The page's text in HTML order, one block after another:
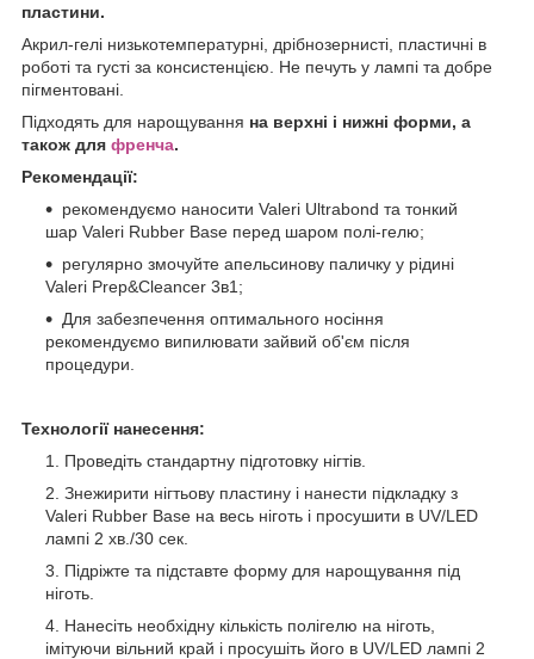
пластини.
Акрил-гелі низькотемпературні, дрібнозернисті, пластичні в
роботі та густі за консистенцією. Не печуть у лампі та добре
пігментовані.
Підходять для нарощування на верхні і нижні форми, а
також для френча.
Рекомендації:
рекомендуємо наносити Valeri Ultrabond та тонкий
шар Valeri Rubber Base перед шаром полі-гелю;
регулярно змочуйте апельсинову паличку у рідині
Valeri Prep&Cleancer 3в1;
Для забезпечення оптимального носіння
рекомендуємо випилювати зайвий об'єм після
процедури.
Технології нанесення:
Проведіть стандартну підготовку нігтів.
Знежирити нігтьову пластину і нанести підкладку з
Valeri Rubber Base на весь ніготь і просушити в UV/LED
лампі 2 хв./30 сек.
Підріжте та підставте форму для нарощування під
ніготь.
Нанесіть необхідну кількість полігелю на ніготь,
імітуючи вільний край і просушіть його в UV/LED лампі 2